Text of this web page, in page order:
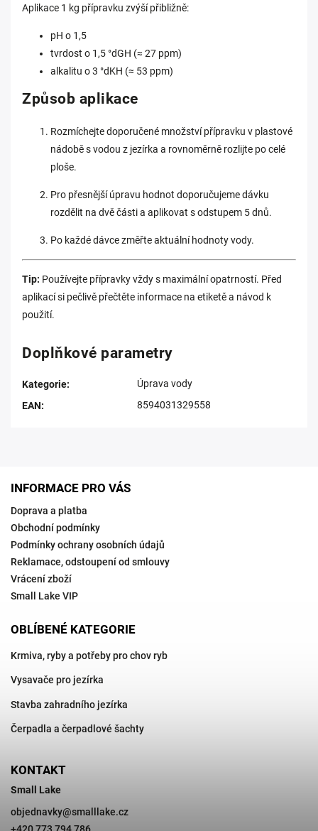
Aplikace 1 kg přípravku zvýší přibližně:
pH o 1,5
tvrdost o 1,5 °dGH (≈ 27 ppm)
alkalitu o 3 °dKH (≈ 53 ppm)
Způsob aplikace
Rozmíchejte doporučené množství přípravku v plastové
nádobě s vodou z jezírka a rovnoměrně rozlijte po celé
ploše.
Pro přesnější úpravu hodnot doporučujeme dávku
rozdělit na dvě části a aplikovat s odstupem 5 dnů.
Po každé dávce změřte aktuální hodnoty vody.
Tip: Používejte přípravky vždy s maximální opatrností. Před
aplikací si pečlivě přečtěte informace na etiketě a návod k
použití.
Doplňkové parametry
Kategorie:
Úprava vody
EAN: 8594031329558
INFORMACE PRO VÁS
Doprava a platba
Obchodní podmínky
Podmínky ochrany osobních údajů
Reklamace, odstoupení od smlouvy
Vrácení zboží
Small Lake VIP
OBLÍBENÉ KATEGORIE
Krmiva, ryby a potřeby pro chov ryb
Vysavače pro jezírka
Stavba zahradního jezírka
Čerpadla a čerpadlové šachty
KONTAKT
Small Lake
objednavky@smalllake.cz